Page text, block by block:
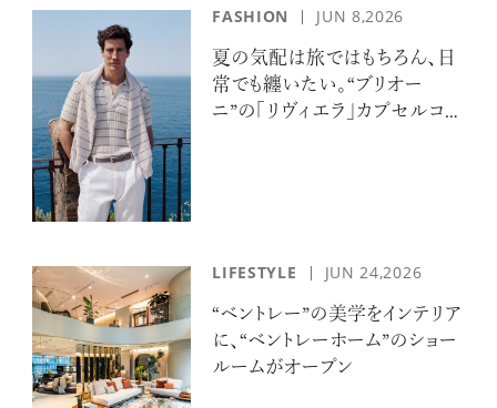
FASHION JUN 8,2026
夏の気配は旅ではもちろん、日
常でも纏いたい。“ブリオー
ニ”の「リヴィエラ」カプセルコレ
LIFESTYLE JUN 24,2026
“ベントレー”の美学をインテリア
に、“ベントレーホーム”のショー
ルームがオープン